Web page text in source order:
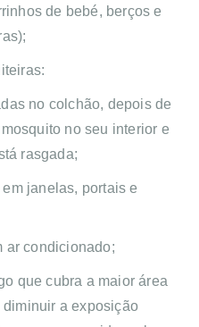
de bebé, berços e
no colchão, depois de
no seu interior e
rasgada;
janelas, portais e
ar condicionado;
que cubra a maior área
a exposição